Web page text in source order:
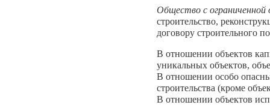
Общество с
строительство,
договору строительного
В отношении объектов
уникальных объектов,
В отношении особо
строительства (кроме
В отношении объектов